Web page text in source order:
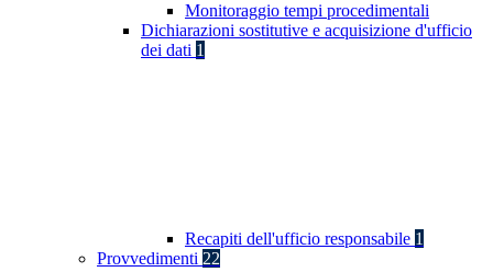
Monitoraggio tempi procedimentali
Dichiarazioni sostitutive e acquisizione d'ufficio
dei dati 1
Recapiti dell'ufficio responsabile 1
Provvedimenti 22